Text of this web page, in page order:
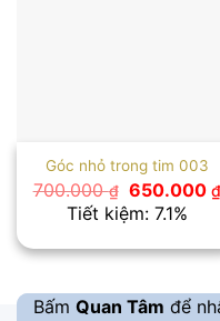
Góc nhỏ trong tim 003
700.000₫ Giá
gốc
là:
650.000₫
Tiết kiệm: 7.1%
Bấm Quan Tâm để